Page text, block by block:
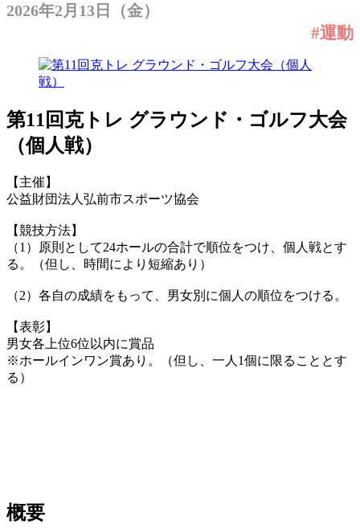
2026年2月13日（金）
#運動
第11回克トレ グラウンド・ゴルフ大会
（個人戦）
【主催】
公益財団法人弘前市スポーツ協会
【競技方法】
（1）原則として24ホールの合計で順位をつけ、個人戦とす
る。（但し、時間により短縮あり）
（2）各自の成績をもって、男女別に個人の順位をつける。
【表彰】
男女各上位6位以内に賞品
※ホールインワン賞あり。（但し、一人1個に限ることとす
る）
概要